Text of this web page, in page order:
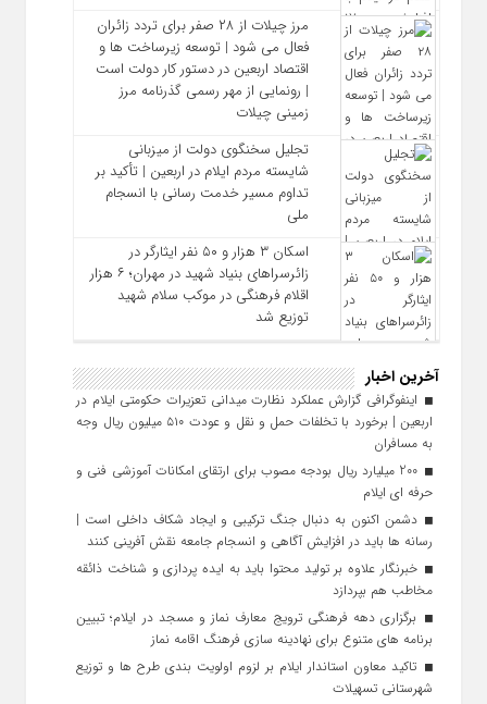
مرز چیلات از ۲۸ صفر برای تردد زائران
فعال می‌ شود | توسعه زیرساخت‌ ها و
اقتصاد اربعین در دستور کار دولت است
| رونمایی از مهر رسمی گذرنامه مرز
زمینی چیلات
تجلیل سخنگوی دولت از میزبانی
شایسته مردم ایلام در اربعین | تأکید بر
تداوم مسیر خدمت‌ رسانی با انسجام
ملی
اسکان ۳ هزار و ۵۰ نفر ایثارگر در
زائرسراهای بنیاد شهید در مهران؛ ۶ هزار
اقلام فرهنگی در موکب سلام شهید
توزیع شد
آخرین اخبار
اینفوگرافی گزارش عملکرد نظارت میدانی تعزیرات حکومتی ایلام در
اربعین | برخورد با تخلفات حمل‌ و نقل و عودت ۵۱۰ میلیون ریال وجه
به مسافران
200 میلیارد ریال بودجه مصوب برای ارتقای امکانات آموزشی فنی‌ و
حرفه‌ ای ایلام
دشمن اکنون به دنبال جنگ ترکیبی و ایجاد شکاف داخلی است |
رسانه‌ ها باید در افزایش آگاهی و انسجام جامعه نقش‌ آفرینی کنند
خبرنگار علاوه بر تولید محتوا باید به ایده‌ پردازی و شناخت ذائقه
مخاطب هم بپردازد
برگزاری دهه فرهنگی ترویج معارف نماز و مسجد در ایلام؛ تبیین
برنامه‌ های متنوع برای نهادینه‌ سازی فرهنگ اقامه نماز
تاکید معاون استاندار ایلام بر لزوم اولویت‌ بندی طرح‌ ها و توزیع
شهرستانی تسهیلات